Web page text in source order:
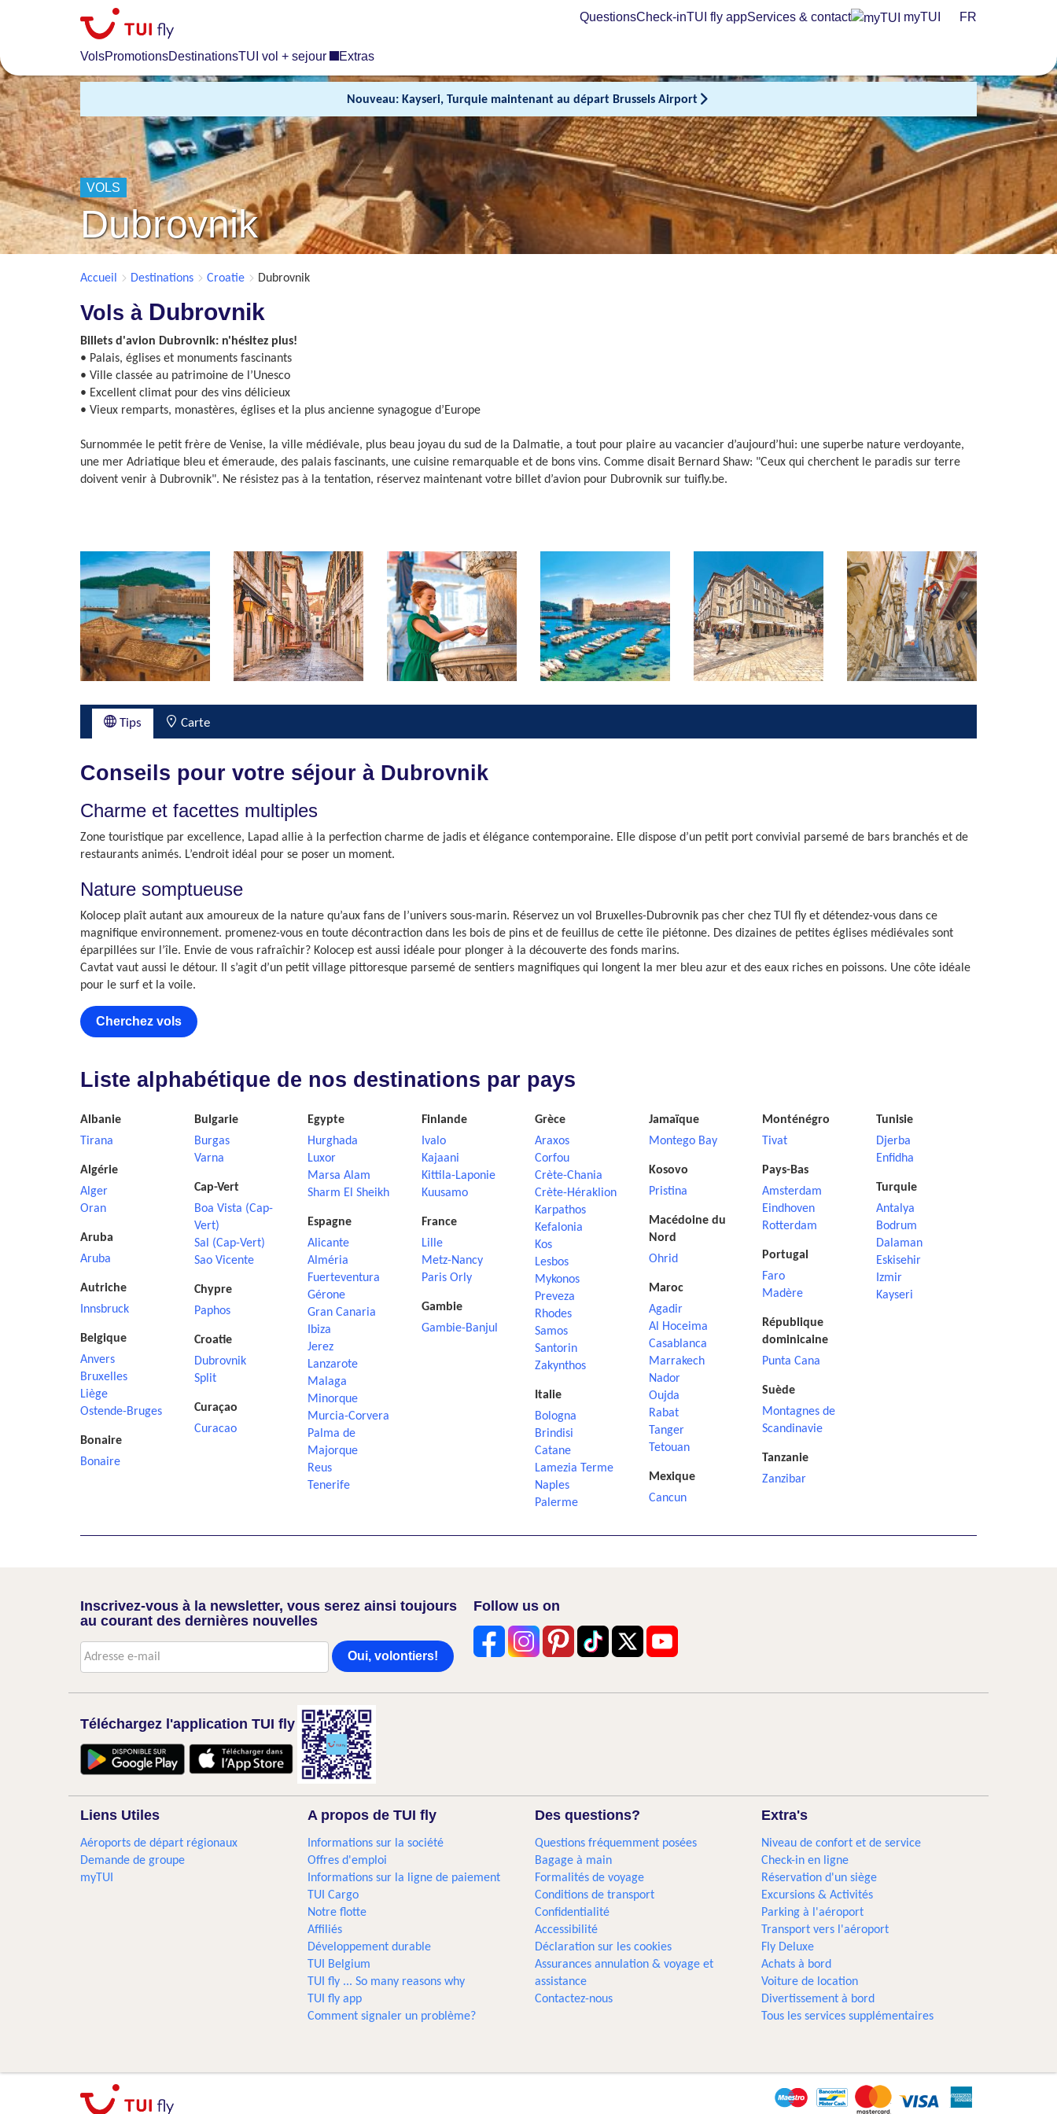
content
VolsPromotionsDestinationsTUI vol + sejour Extras
QuestionsCheck-inTUI fly appServices & contact myTUI FR
Nouveau: Kayseri, Turquie maintenant au départ Brussels Airport
VOLS
Dubrovnik
Accueil Destinations Croatie Dubrovnik
Vols à Dubrovnik
Billets d'avion Dubrovnik: n'hésitez plus!
• Palais, églises et monuments fascinants
• Ville classée au patrimoine de l’Unesco
• Excellent climat pour des vins délicieux
• Vieux remparts, monastères, églises et la plus ancienne synagogue d’Europe
Surnommée le petit frère de Venise, la ville médiévale, plus beau joyau du sud de la Dalmatie, a tout pour plaire au vacancier d’aujourd’hui: une superbe nature verdoyante,
une mer Adriatique bleu et émeraude, des palais fascinants, une cuisine remarquable et de bons vins. Comme disait Bernard Shaw: "Ceux qui cherchent le paradis sur terre
doivent venir à Dubrovnik". Ne résistez pas à la tentation, réservez maintenant votre billet d’avion pour Dubrovnik sur tuifly.be.
Tips Carte
Conseils pour votre séjour à Dubrovnik
Charme et facettes multiples
Zone touristique par excellence, Lapad allie à la perfection charme de jadis et élégance contemporaine. Elle dispose d’un petit port convivial parsemé de bars branchés et de
restaurants animés. L’endroit idéal pour se poser un moment.
Nature somptueuse
Kolocep plaît autant aux amoureux de la nature qu’aux fans de l’univers sous-marin. Réservez un vol Bruxelles-Dubrovnik pas cher chez TUI fly et détendez-vous dans ce
magnifique environnement. promenez-vous en toute décontraction dans les bois de pins et de feuillus de cette île piétonne. Des dizaines de petites églises médiévales sont
éparpillées sur l’île. Envie de vous rafraîchir? Kolocep est aussi idéale pour plonger à la découverte des fonds marins.
Cavtat vaut aussi le détour. Il s’agit d’un petit village pittoresque parsemé de sentiers magnifiques qui longent la mer bleu azur et des eaux riches en poissons. Une côte idéale
pour le surf et la voile.
Cherchez vols
Liste alphabétique de nos destinations par pays
Albanie
Tirana
Algérie
Alger
Oran
Aruba
Aruba
Autriche
Innsbruck
Belgique
Anvers
Bruxelles
Liège
Ostende-Bruges
Bonaire
Bonaire
Bulgarie
Burgas
Varna
Cap-Vert
Boa Vista (Cap-
Vert)
Sal (Cap-Vert)
Sao Vicente
Chypre
Paphos
Croatie
Dubrovnik
Split
Curaçao
Curacao
Egypte
Hurghada
Luxor
Marsa Alam
Sharm El Sheikh
Espagne
Alicante
Alméria
Fuerteventura
Gérone
Gran Canaria
Ibiza
Jerez
Lanzarote
Malaga
Minorque
Murcia-Corvera
Palma de
Majorque
Reus
Tenerife
Finlande
Ivalo
Kajaani
Kittila-Laponie
Kuusamo
France
Lille
Metz-Nancy
Paris Orly
Gambie
Gambie-Banjul
Grèce
Araxos
Corfou
Crète-Chania
Crète-Héraklion
Karpathos
Kefalonia
Kos
Lesbos
Mykonos
Preveza
Rhodes
Samos
Santorin
Zakynthos
Italie
Bologna
Brindisi
Catane
Lamezia Terme
Naples
Palerme
Jamaïque
Montego Bay
Kosovo
Pristina
Macédoine du
Nord
Ohrid
Maroc
Agadir
Al Hoceima
Casablanca
Marrakech
Nador
Oujda
Rabat
Tanger
Tetouan
Mexique
Cancun
Monténégro
Tivat
Pays-Bas
Amsterdam
Eindhoven
Rotterdam
Portugal
Faro
Madère
République
dominicaine
Punta Cana
Suède
Montagnes de
Scandinavie
Tanzanie
Zanzibar
Tunisie
Djerba
Enfidha
Turquie
Antalya
Bodrum
Dalaman
Eskisehir
Izmir
Kayseri
Inscrivez-vous à la newsletter, vous serez ainsi toujours
au courant des dernières nouvelles
Oui, volontiers!
Follow us on
Téléchargez l'application TUI fly
Liens Utiles
Aéroports de départ régionaux
Demande de groupe
myTUI
A propos de TUI fly
Informations sur la société
Offres d'emploi
Informations sur la ligne de paiement
TUI Cargo
Notre flotte
Affiliés
Développement durable
TUI Belgium
TUI fly ... So many reasons why
TUI fly app
Comment signaler un problème?
Des questions?
Questions fréquemment posées
Bagage à main
Formalités de voyage
Conditions de transport
Confidentialité
Accessibilité
Déclaration sur les cookies
Assurances annulation & voyage et
assistance
Contactez-nous
Extra's
Niveau de confort et de service
Check-in en ligne
Réservation d'un siège
Excursions & Activités​
Parking à l'aéroport
Transport vers l'aéroport
Fly Deluxe
Achats à bord
Voiture de location
Divertissement à bord
Tous les services supplémentaires